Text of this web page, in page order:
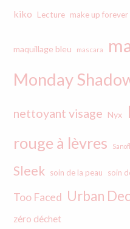
kiko Lecture make up forever
maquillage bleu mascara
Monday
nettoyant visage Nyx
rouge à lèvres
Sleek soin de la peau soin
Too Faced Urban
zéro déchet